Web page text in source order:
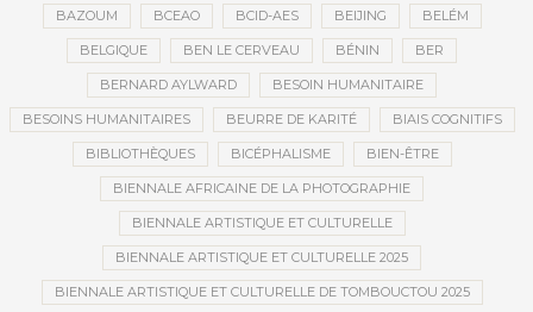
BAZOUM BCEAO BCID-AES BEIJING BELÉM
BELGIQUE BEN LE CERVEAU BÉNIN BER
BERNARD AYLWARD BESOIN HUMANITAIRE
BESOINS HUMANITAIRES BEURRE DE KARITÉ BIAIS COGNITIFS
BIBLIOTHÈQUES BICÉPHALISME BIEN-ÊTRE
BIENNALE AFRICAINE DE LA PHOTOGRAPHIE
BIENNALE ARTISTIQUE ET CULTURELLE
BIENNALE ARTISTIQUE ET CULTURELLE 2025
BIENNALE ARTISTIQUE ET CULTURELLE DE TOMBOUCTOU 2025